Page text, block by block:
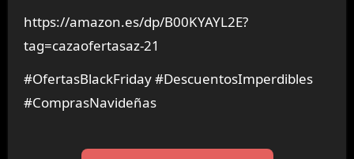
https://amazon.es/dp/B00KYAYL2E?
tag=cazaofertasaz-21
#OfertasBlackFriday #DescuentosImperdibles
#ComprasNavideñas